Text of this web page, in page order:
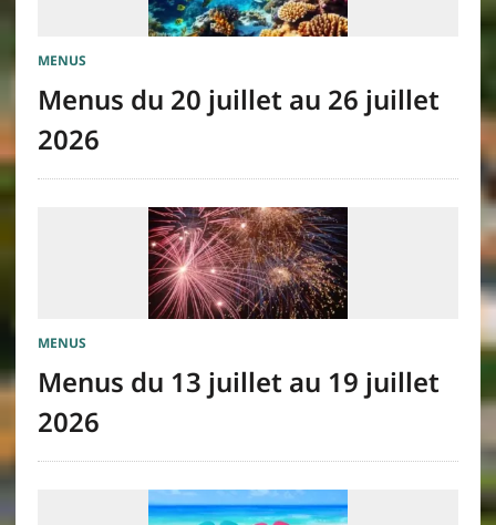
MENUS
Menus du 20 juillet au 26 juillet
2026
MENUS
Menus du 13 juillet au 19 juillet
2026